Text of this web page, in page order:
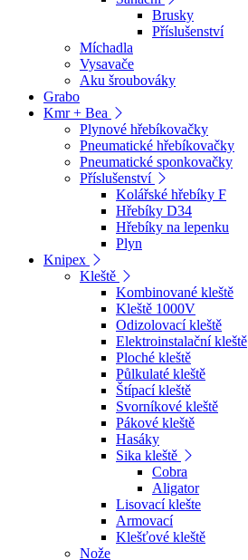
Brusky
Příslušenství
Míchadla
Vysavače
Aku šroubováky
Grabo
Kmr + Bea
Plynové hřebíkovačky
Pneumatické hřebíkovačky
Pneumatické sponkovačky
Příslušenství
Kolářské hřebíky F
Hřebíky D34
Hřebíky na lepenku
Plyn
Knipex
Kleště
Kombinované kleště
Kleště 1000V
Odizolovací kleště
Elektroinstalační kleště
Ploché kleště
Půlkulaté kleště
Štípací kleště
Svorníkové kleště
Pákové kleště
Hasáky
Sika kleště
Cobra
Aligator
Lisovací klešte
Armovací
Klešťové kleště
Nože